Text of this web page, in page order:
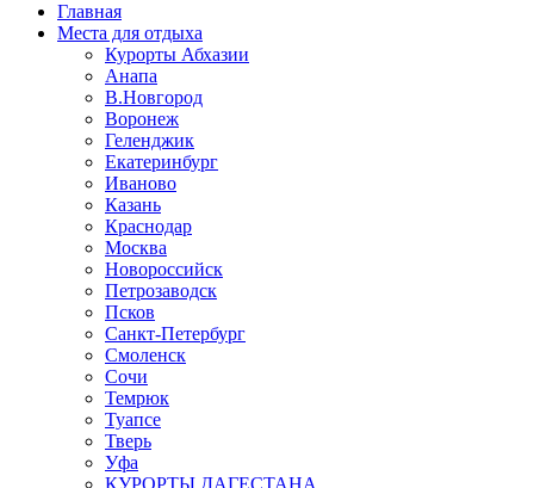
Главная
Места для отдыха
Курорты Абхазии
Анапа
В.Новгород
Воронеж
Геленджик
Екатеринбург
Иваново
Казань
Краснодар
Москва
Новороссийск
Петрозаводск
Псков
Санкт-Петербург
Смоленск
Сочи
Темрюк
Туапсе
Тверь
Уфа
КУРОРТЫ ДАГЕСТАНА